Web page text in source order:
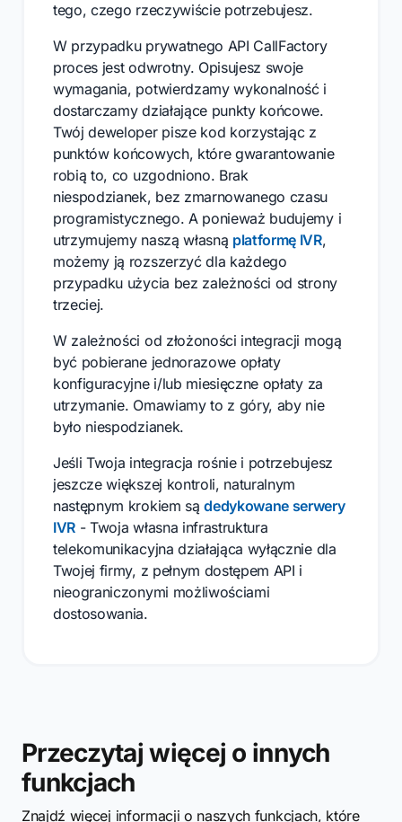
tego, czego rzeczywiście potrzebujesz.
W przypadku prywatnego API CallFactory
proces jest odwrotny. Opisujesz swoje
wymagania, potwierdzamy wykonalność i
dostarczamy działające punkty końcowe.
Twój deweloper pisze kod korzystając z
punktów końcowych, które gwarantowanie
robią to, co uzgodniono. Brak
niespodzianek, bez zmarnowanego czasu
programistycznego. A ponieważ budujemy i
utrzymujemy naszą własną platformę IVR,
możemy ją rozszerzyć dla każdego
przypadku użycia bez zależności od strony
trzeciej.
W zależności od złożoności integracji mogą
być pobierane jednorazowe opłaty
konfiguracyjne i/lub miesięczne opłaty za
utrzymanie. Omawiamy to z góry, aby nie
było niespodzianek.
Jeśli Twoja integracja rośnie i potrzebujesz
jeszcze większej kontroli, naturalnym
następnym krokiem sądedykowane serwery
IVR - Twoja własna infrastruktura
telekomunikacyjna działająca wyłącznie dla
Twojej firmy, z pełnym dostępem API i
nieograniczonymi możliwościami
dostosowania.
Przeczytaj więcej o innych
funkcjach
Znajdź więcej informacji o naszych funkcjach, które